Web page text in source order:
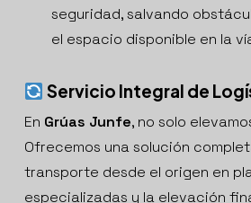
seguridad, salvando
el espacio disponible en la
Servicio Integral de
En Grúas Junfe, no solo
Ofrecemos una solución
transporte desde el origen en
especializadas y la elevación